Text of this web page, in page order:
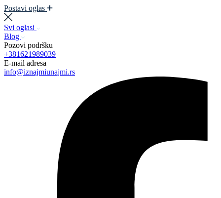
Postavi oglas
Svi oglasi
Blog
Pozovi podršku
+381621989039
E-mail adresa
info@iznajmiunajmi.rs